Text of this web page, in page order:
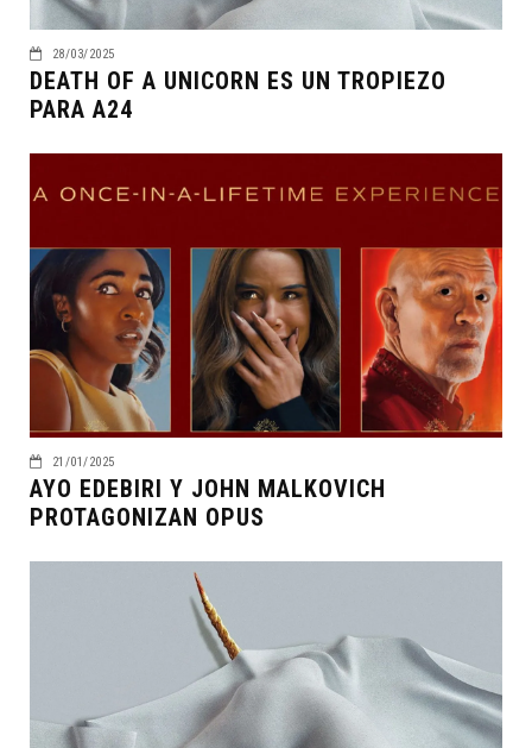
28/03/2025
DEATH OF A UNICORN ES UN TROPIEZO
PARA A24
21/01/2025
AYO EDEBIRI Y JOHN MALKOVICH
PROTAGONIZAN OPUS